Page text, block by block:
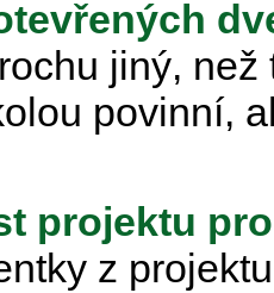
jiný,
povinní,
projektu
z